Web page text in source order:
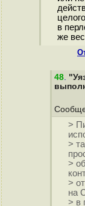
в
же
48.
>
>
>
>
на
> в